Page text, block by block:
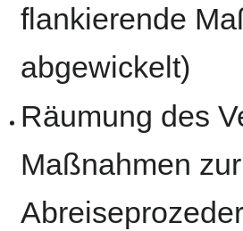
flankierende
abgewickelt)
Räumung des
Maßnahmen